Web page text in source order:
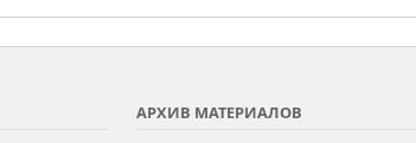
АРХИВ МАТЕРИАЛОВ